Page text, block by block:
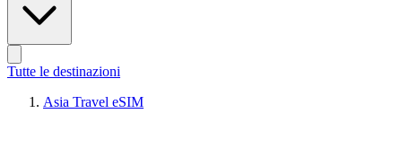
Tutte le destinazioni
Asia Travel eSIM